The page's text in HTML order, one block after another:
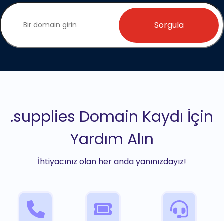
Sorgula
.supplies Domain Kaydı İçin
Yardım Alın
İhtiyacınız olan her anda yanınızdayız!